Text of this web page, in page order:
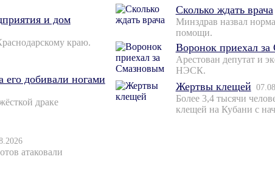
и дом
краю.
его добивали ногами
драке
атаковали
Сколько ждать врача
Минздрав назвал
помощи.
Воронок приехал
Арестован депутат и
НЭСК.
Жертвы клещей
Более 3,4 тысячи
клещей на Кубани с